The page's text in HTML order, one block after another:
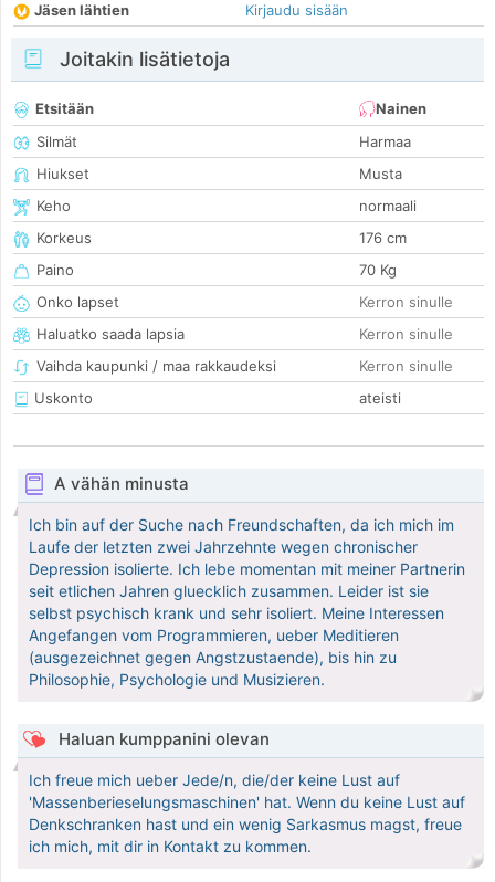
Jäsen lähtien
Kirjaudu sisään
Joitakin lisätietoja
Etsitään
Nainen
Silmät
Harmaa
Hiukset
Musta
Keho
normaali
Korkeus
176 cm
Paino
70 Kg
Onko lapset
Kerron sinulle
Haluatko saada lapsia
Kerron sinulle
Vaihda kaupunki / maa rakkaudeksi
Kerron sinulle
Uskonto
ateisti
A vähän minusta
Ich bin auf der Suche nach Freundschaften, da ich mich im
Laufe der letzten zwei Jahrzehnte wegen chronischer
Depression isolierte. Ich lebe momentan mit meiner Partnerin
seit etlichen Jahren gluecklich zusammen. Leider ist sie
selbst psychisch krank und sehr isoliert. Meine Interessen
Angefangen vom Programmieren, ueber Meditieren
(ausgezeichnet gegen Angstzustaende), bis hin zu
Philosophie, Psychologie und Musizieren.
Haluan kumppanini olevan
Ich freue mich ueber Jede/n, die/der keine Lust auf
'Massenberieselungsmaschinen' hat. Wenn du keine Lust auf
Denkschranken hast und ein wenig Sarkasmus magst, freue
ich mich, mit dir in Kontakt zu kommen.